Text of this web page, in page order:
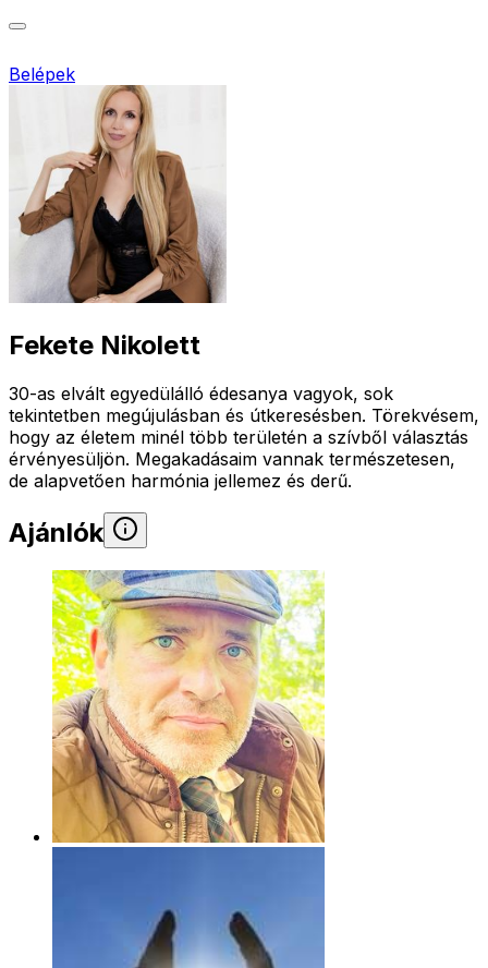
Belépek
Fekete Nikolett
30-as elvált egyedülálló édesanya vagyok, sok
tekintetben megújulásban és útkeresésben. Törekvésem,
hogy az életem minél több területén a szívből választás
érvényesüljön. Megakadásaim vannak természetesen,
de alapvetően harmónia jellemez és derű.
Ajánlók